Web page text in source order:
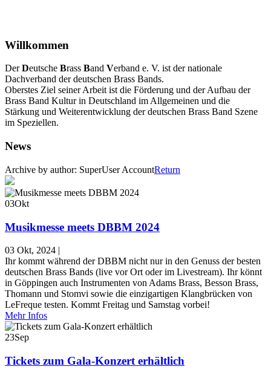
Willkommen
DerDeutsche Brass Band Verband e. V. ist der nationale
Dachverband der deutschen Brass Bands.
Oberstes Ziel seiner Arbeit ist die Förderung und der Aufbau der
Brass Band Kultur in Deutschland im Allgemeinen und die
Stärkung und Weiterentwicklung der deutschen Brass Band Szene
im Speziellen.
News
Archive by author: SuperUser AccountReturn
03Okt
Musikmesse meets DBBM 2024
03 Okt, 2024 |
Ihr kommt während der DBBM nicht nur in den Genuss der besten
deutschen Brass Bands (live vor Ort oder im Livestream). Ihr könnt
in Göppingen auch Instrumenten von Adams Brass, Besson Brass,
Thomann und Stomvi sowie die einzigartigen Klangbrücken von
LeFreque testen. Kommt Freitag und Samstag vorbei!
Mehr Infos
23Sep
Tickets zum Gala-Konzert erhältlich